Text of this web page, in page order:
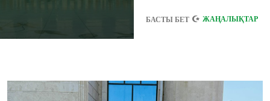
БАСТЫ БЕТ ЖАҢАЛЫҚТАР